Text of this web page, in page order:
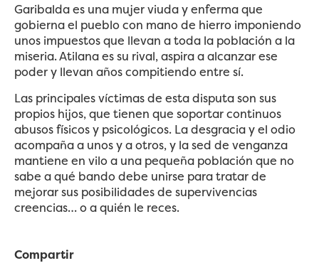
Garibalda es una mujer viuda y enferma que
gobierna el pueblo con mano de hierro imponiendo
unos impuestos que llevan a toda la población a la
miseria. Atilana es su rival, aspira a alcanzar ese
poder y llevan años compitiendo entre sí.
Las principales víctimas de esta disputa son sus
propios hijos, que tienen que soportar continuos
abusos físicos y psicológicos. La desgracia y el odio
acompaña a unos y a otros, y la sed de venganza
mantiene en vilo a una pequeña población que no
sabe a qué bando debe unirse para tratar de
mejorar sus posibilidades de supervivencias
creencias… o a quién le reces.
Compartir